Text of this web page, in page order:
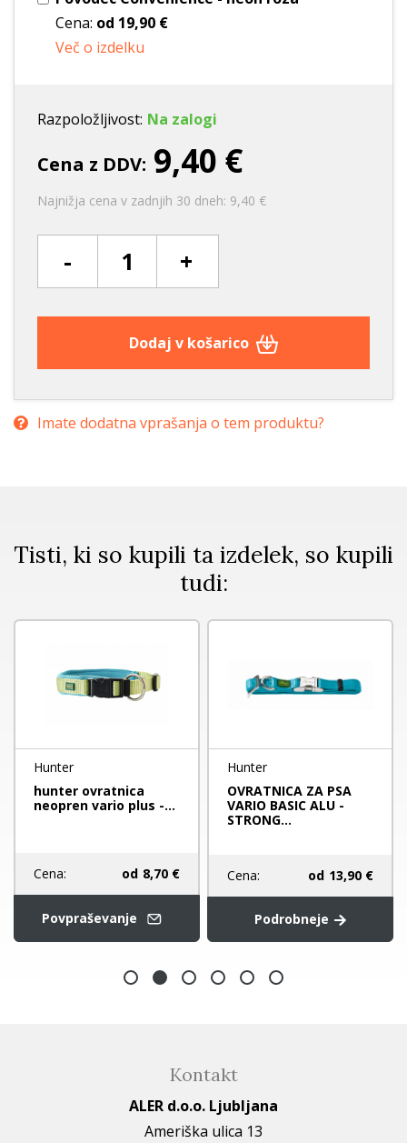
Cena: od 19,90 €
Več o izdelku
Razpoložljivost: Na zalogi
Cena z DDV: 9,40 €
Najnižja cena v zadnjih 30 dneh: 9,40 €
- +
Dodaj v košarico
Imate dodatna vprašanja o tem produktu?
Tisti, ki so kupili ta izdelek, so kupili
tudi:
Hunter
hunter ovratnica
neopren vario plus -...
Cena: od 8,70 €
Povpraševanje
Hunter
OVRATNICA ZA PSA
VARIO BASIC ALU -
STRONG...
Cena: od 13,90 €
Podrobneje
Kontakt
ALER d.o.o. Ljubljana
Ameriška ulica 13